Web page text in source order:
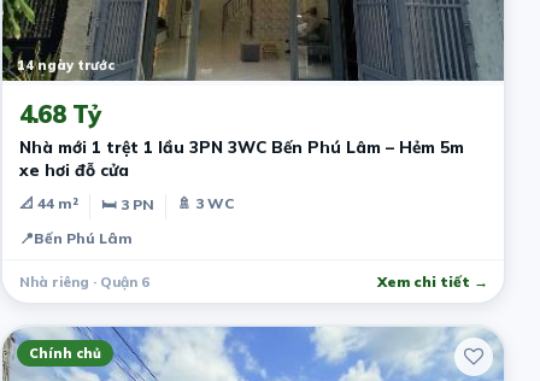
14 ngày trước
4.68 Tỷ
Nhà mới 1 trệt 1 lầu 3PN 3WC Bến Phú Lâm – Hẻm 5m
xe hơi đỗ cửa
📐 44 m² 🛏 3 PN
🚿 3 WC
📍Bến Phú Lâm
Nhà riêng · Quận 6 Xem chi tiết →
Chính chủ